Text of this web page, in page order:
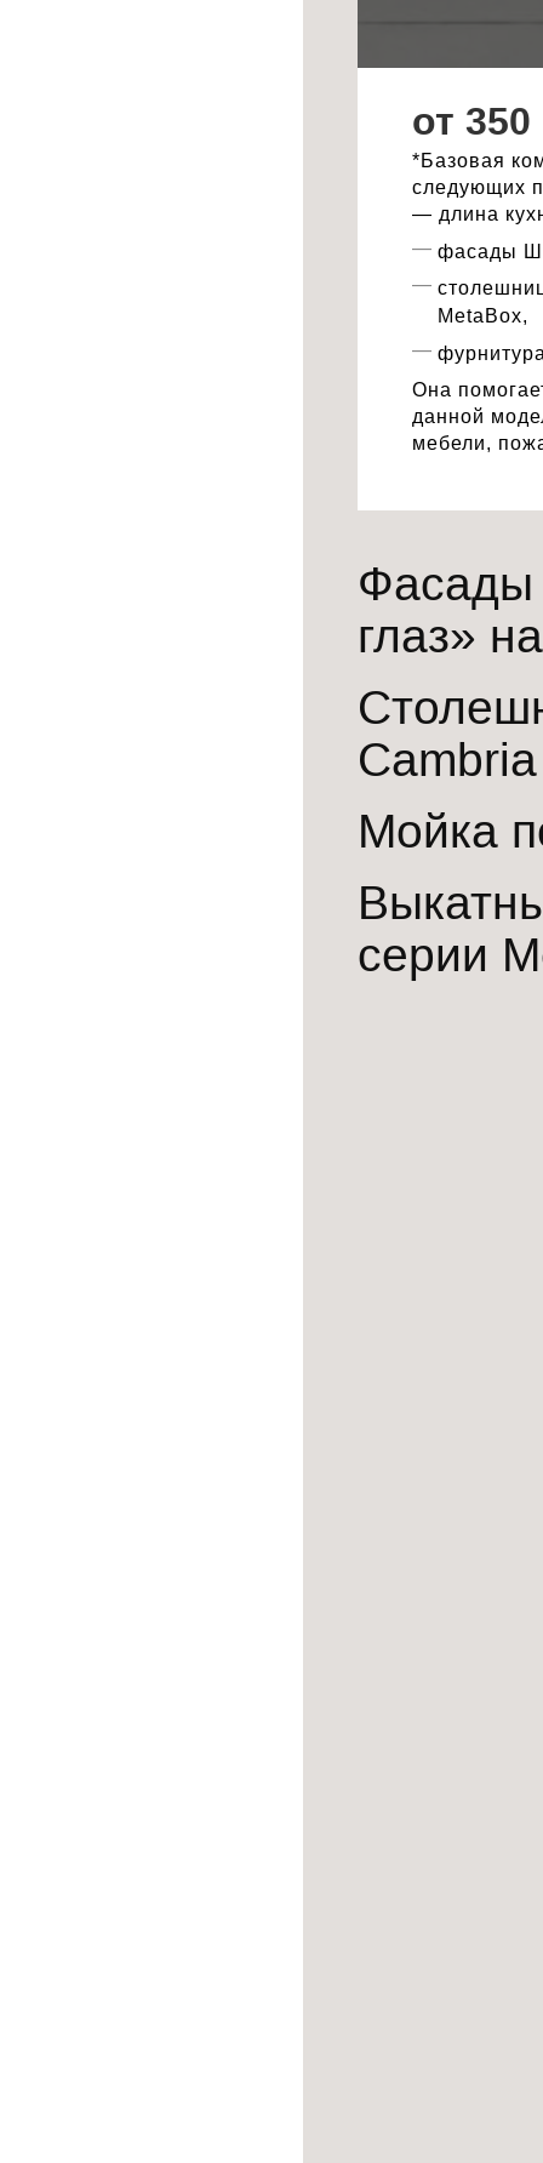
от
*Базовая
следующих
— длина
фасады
MetaBox,
Она
данной
мебели,
глаз»
Cambria
Мойка
серии